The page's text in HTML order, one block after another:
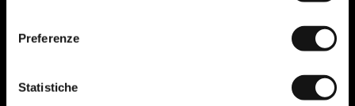
Preferenze
Statistiche